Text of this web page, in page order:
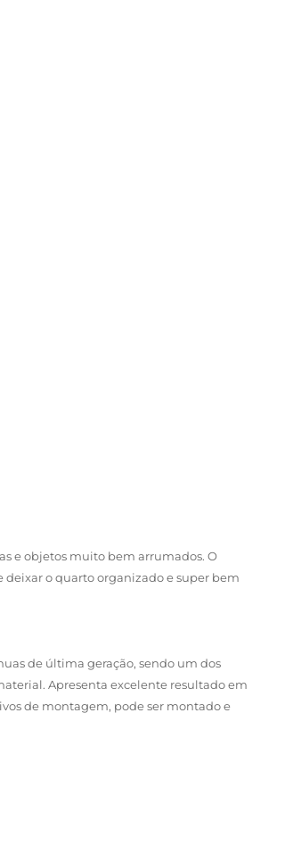
e objetos muito bem arrumados. O
deixar o quarto organizado e super bem
de última geração, sendo um dos
Apresenta excelente resultado em
de montagem, pode ser montado e